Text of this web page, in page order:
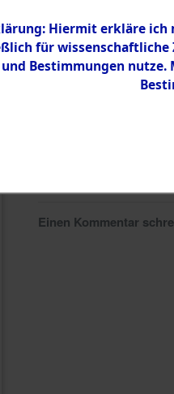
Einen Kommentar
Hiermit erkläre ich
für
und Bestimmungen